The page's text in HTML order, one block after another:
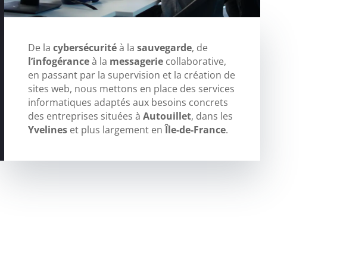
De la cybersécuritéà la sauvegarde, de
l’infogéranceà la messageriecollaborative,
en passant par la supervision et la création de
sites web, nous mettons en place des services
informatiques adaptés aux besoins concrets
des entreprises situées à Autouillet, dans les
Yvelineset plus largement enÎle-de-France.